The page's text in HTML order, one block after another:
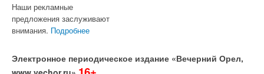
Наши рекламные
предложения заслуживают
внимания. Подробнее
Электронное периодическое издание «Вечерний Орел,